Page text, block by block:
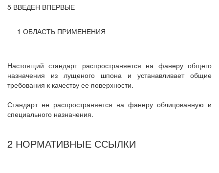
5 ВВЕДЕН ВПЕРВЫЕ
1 ОБЛАСТЬ ПРИМЕНЕНИЯ
Настоящий стандарт распространяется на фанеру общего
назначения из лущеного шпона и устанавливает общие
требования к качеству ее поверхности.
Стандарт не распространяется на фанеру облицованную и
специального назначения.
2 НОРМАТИВНЫЕ ССЫЛКИ